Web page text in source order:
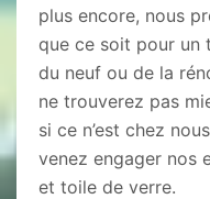
plus encore, nous
que ce soit pour un
du neuf ou de la
ne trouverez pas
si ce n’est chez
venez engager nos
et toile de verre.